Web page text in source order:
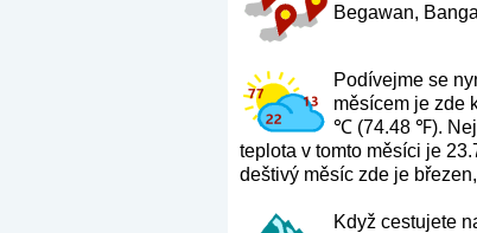
Begawan,
Podívejme se
měsícem je zde
℃ (74.48 ℉).
teplota v tomto měsíci je
deštivý měsíc zde je
Když cestujete